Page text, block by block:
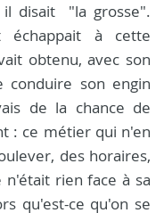
disait "la grosse".
échappait à cette
obtenu, avec son
son engin
de la chance de
: ce métier qui n'en
des horaires,
n'était rien face à sa
qu'est-ce qu'on se